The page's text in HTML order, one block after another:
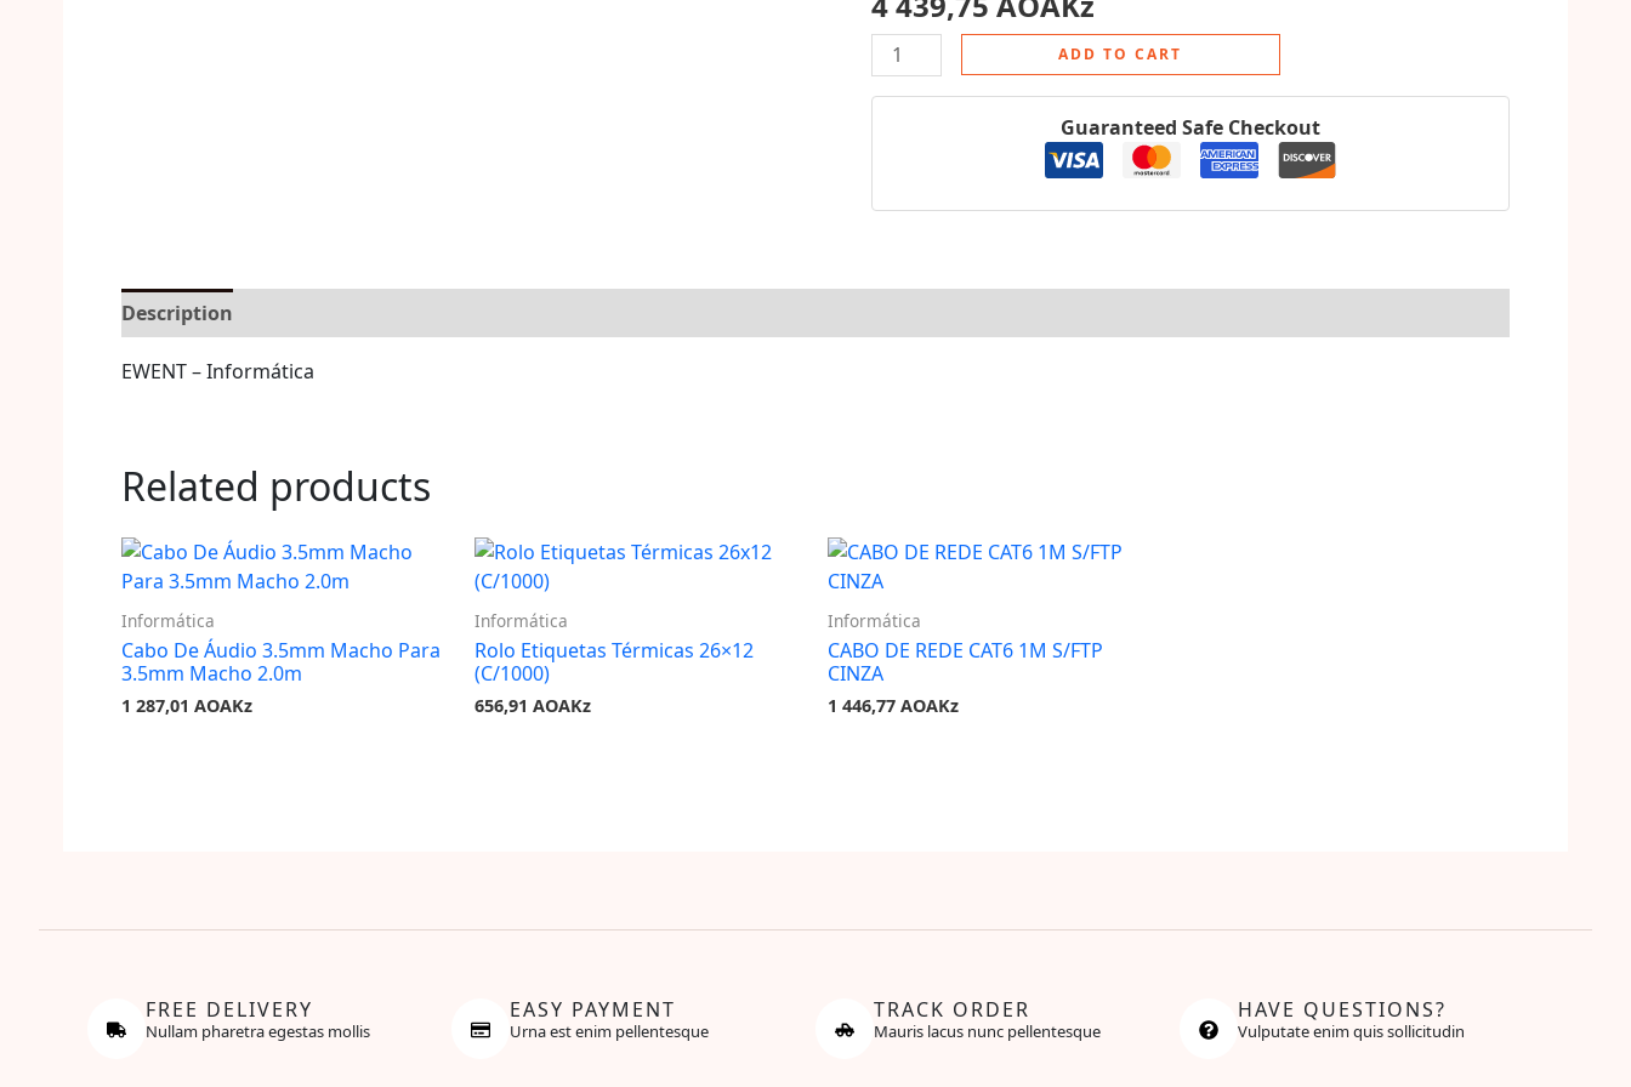
ADD TO CART
Guaranteed Safe Checkout
Description
EWENT – Informática
Related products
Informática
Cabo De Áudio 3.5mm Macho Para
3.5mm Macho 2.0m
1 287,01 AOAKz
Informática
Rolo Etiquetas Térmicas 26×12
(C/1000)
656,91 AOAKz
Informática
CABO DE REDE CAT6 1M S/FTP
CINZA
1 446,77 AOAKz
FREE DELIVERY
Nullam pharetra egestas mollis
EASY PAYMENT
Urna est enim pellentesque
TRACK ORDER
Mauris lacus nunc pellentesque
HAVE QUESTIONS?
Vulputate enim quis sollicitudin